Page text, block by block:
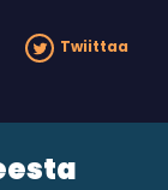
Twiittaa